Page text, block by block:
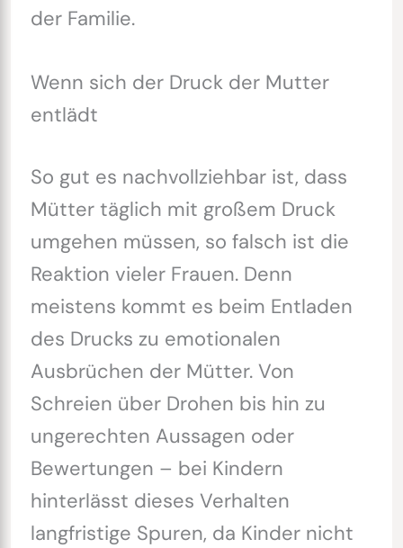
der Familie.
Wenn sich der Druck der Mutter
entlädt
So gut es nachvollziehbar ist, dass
Mütter täglich mit großem Druck
umgehen müssen, so falsch ist die
Reaktion vieler Frauen. Denn
meistens kommt es beim Entladen
des Drucks zu emotionalen
Ausbrüchen der Mütter. Von
Schreien über Drohen bis hin zu
ungerechten Aussagen oder
Bewertungen – bei Kindern
hinterlässt dieses Verhalten
langfristige Spuren, da Kinder nicht